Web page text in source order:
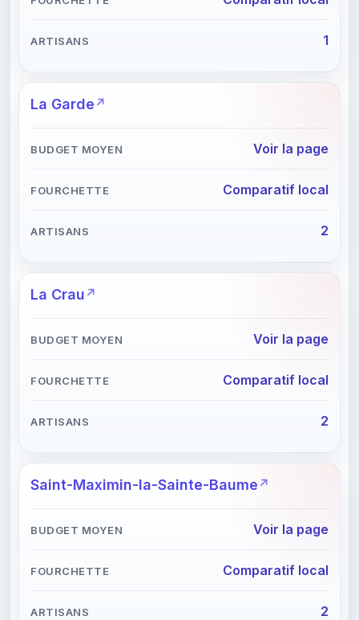
1
La Garde
Voir la page
Comparatif local
2
La Crau
Voir la page
Comparatif local
2
Saint-Maximin-la-Sainte-Baume
Voir la page
Comparatif local
2